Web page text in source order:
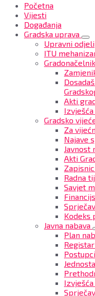
Početna
Vijesti
Događanja
Gradska uprava
Upravni odjeli
ITU
Gradonačelnik
Akti
Gradsko
Za
Najave
Javnost
Akti
Radna
Savjet
Kodeks
Javna nabava
Plan